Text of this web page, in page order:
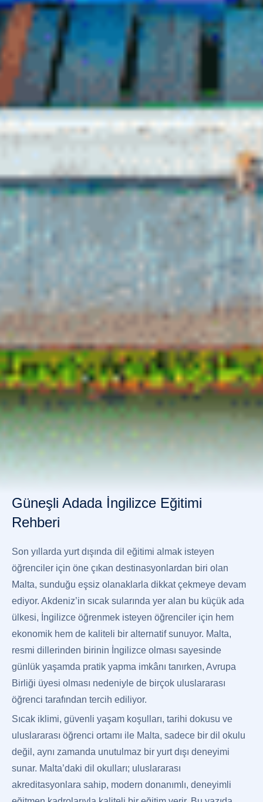
Güneşli Adada İngilizce Eğitimi
Rehberi
Son yıllarda yurt dışında dil eğitimi almak isteyen
öğrenciler için öne çıkan destinasyonlardan biri olan
Malta, sunduğu eşsiz olanaklarla dikkat çekmeye devam
ediyor. Akdeniz’in sıcak sularında yer alan bu küçük ada
ülkesi, İngilizce öğrenmek isteyen öğrenciler için hem
ekonomik hem de kaliteli bir alternatif sunuyor. Malta,
resmi dillerinden birinin İngilizce olması sayesinde
günlük yaşamda pratik yapma imkânı tanırken, Avrupa
Birliği üyesi olması nedeniyle de birçok uluslararası
öğrenci tarafından tercih ediliyor.
Sıcak iklimi, güvenli yaşam koşulları, tarihi dokusu ve
uluslararası öğrenci ortamı ile Malta, sadece bir dil okulu
değil, aynı zamanda unutulmaz bir yurt dışı deneyimi
sunar. Malta’daki dil okulları; uluslararası
akreditasyonlara sahip, modern donanımlı, deneyimli